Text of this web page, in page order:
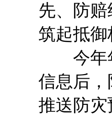
先、防
筑起抵
今年年
信息后
推送防